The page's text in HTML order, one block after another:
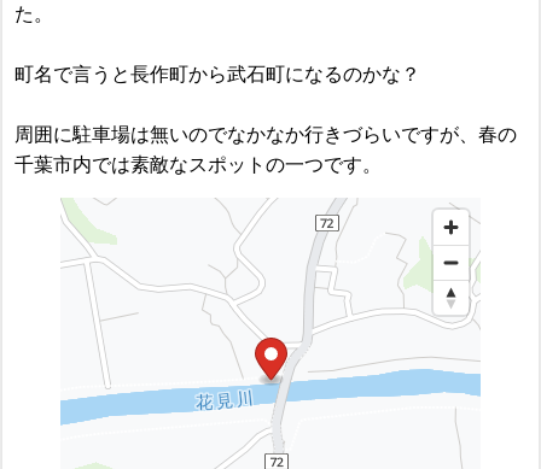
た。
町名で言うと長作町から武石町になるのかな？
周囲に駐車場は無いのでなかなか行きづらいですが、春の
千葉市内では素敵なスポットの一つです。